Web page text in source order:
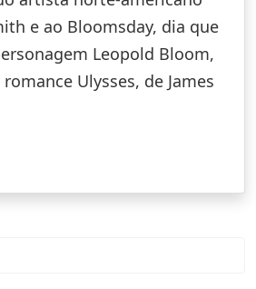
e ao Bloomsday, dia que
Leopold Bloom,
Ulysses, de James